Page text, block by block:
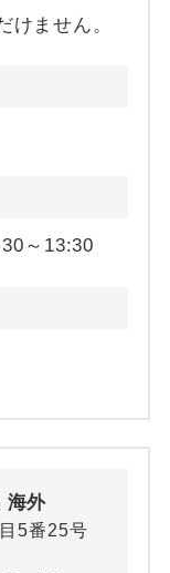
けません。
～13:30
海外
5番25号